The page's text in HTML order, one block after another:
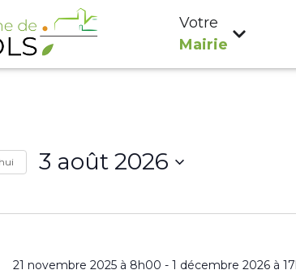
Votre
Mairie
3 août 2026
une
21 novembre 2025 à 8h00 - 1 décembre 2026 à